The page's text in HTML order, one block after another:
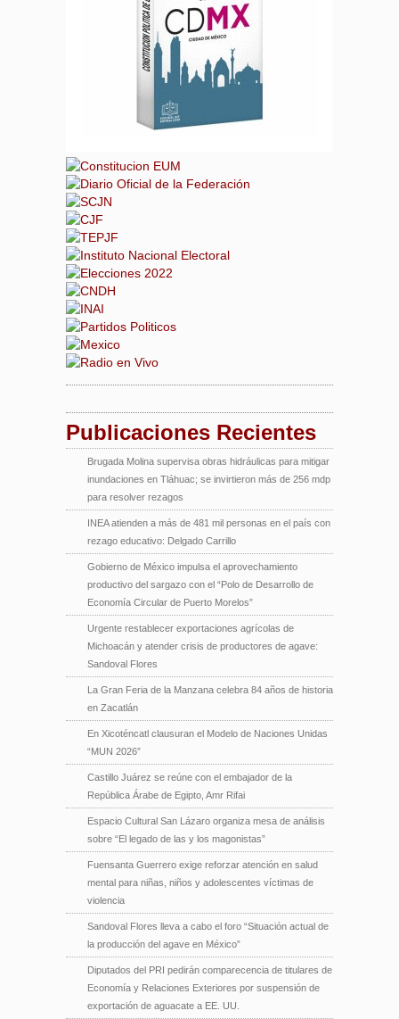
Publicaciones Recientes
Brugada Molina supervisa obras hidráulicas para mitigar
inundaciones en Tláhuac; se invirtieron más de 256 mdp
para resolver rezagos
INEA atienden a más de 481 mil personas en el país con
rezago educativo: Delgado Carrillo
Gobierno de México impulsa el aprovechamiento
productivo del sargazo con el “Polo de Desarrollo de
Economía Circular de Puerto Morelos”
Urgente restablecer exportaciones agrícolas de
Michoacán y atender crisis de productores de agave:
Sandoval Flores
La Gran Feria de la Manzana celebra 84 años de historia
en Zacatlán
En Xicoténcatl clausuran el Modelo de Naciones Unidas
“MUN 2026”
Castillo Juárez se reúne con el embajador de la
República Árabe de Egipto, Amr Rifai
Espacio Cultural San Lázaro organiza mesa de análisis
sobre “El legado de las y los magonistas”
Fuensanta Guerrero exige reforzar atención en salud
mental para niñas, niños y adolescentes víctimas de
violencia
Sandoval Flores lleva a cabo el foro “Situación actual de
la producción del agave en México”
Diputados del PRI pedirán comparecencia de titulares de
Economía y Relaciones Exteriores por suspensión de
exportación de aguacate a EE. UU.